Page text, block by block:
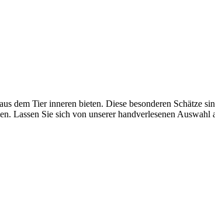
dem Tier inneren bieten. Diese besonderen Schätze
Lassen Sie sich von unserer handverlesenen Auswahl